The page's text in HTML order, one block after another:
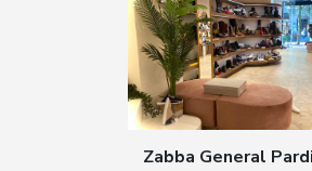
Zabba General